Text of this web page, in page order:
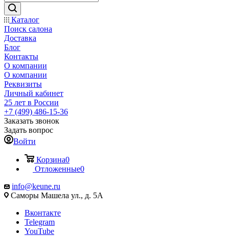
Каталог
Поиск салона
Доставка
Блог
Контакты
О компании
О компании
Реквизиты
Личный кабинет
25 лет в России
+7 (499) 486-15-36
Заказать звонок
Задать вопрос
Войти
Корзина0
Отложенные0
info@keune.ru
Саморы Машела ул., д. 5А
Вконтакте
Telegram
YouTube